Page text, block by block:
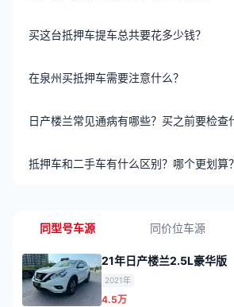
买这台抵押车提车总共要花多少钱？
在泉州买抵押车需要注意什么？
日产楼兰常见通病有哪些？买之前要检查
抵押车和二手车有什么区别？哪个更划算？
同型号车源 同价位车源
21年日产楼兰2.5L豪华版
2021年
4.5万